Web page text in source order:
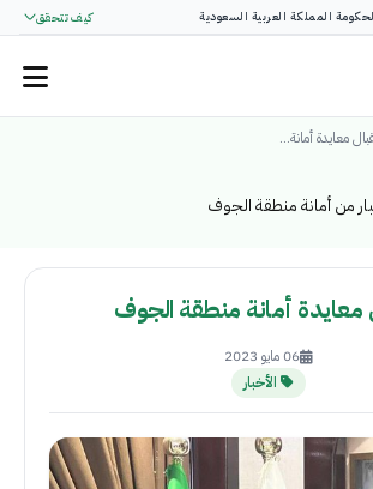
المملكة العربية السعودية كيف تتحقق
معايدة أمانة...
من أمانة منطقة الجوف
أمانة منطقة الجوف
06 مايو 2023
الأخبار